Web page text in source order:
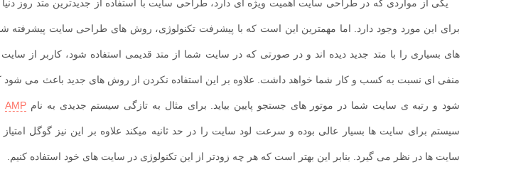
یکی از مواردی که در طراحی سایت اهمیت ویژه ای دارد، طراحی سایت با استفاده از جدیدترین متد روز
برای این مورد وجود دارد. اما مهمترین این است که با پیشرفت تکنولوژی، روش های طراحی سایت پیشرفته
های بسیاری را با متد جدید دیده اند و در صورتی که در سایت شما از متد قدیمی استفاده شود، کاربر از
منفی ای نسبت به کسب و کار شما خواهد داشت. علاوه بر این استفاده نکردن از روش های جدید باعث می
شود و رتبه ی سایت شما در موتور های جستجو پایین بیاید. برای مثال به تازگی سیستم جدیدی به نام AMP
سیستم برای سایت ها بسیار عالی بوده و سرعت لود سایت را در حد ثانیه میکند علاوه بر این نیز گوگل امتیاز
سایت ها در نظر می گیرد. بنابر این بهتر است که هر چه زودتر از این تکنولوژی در سایت های خود استفاده کنیم.